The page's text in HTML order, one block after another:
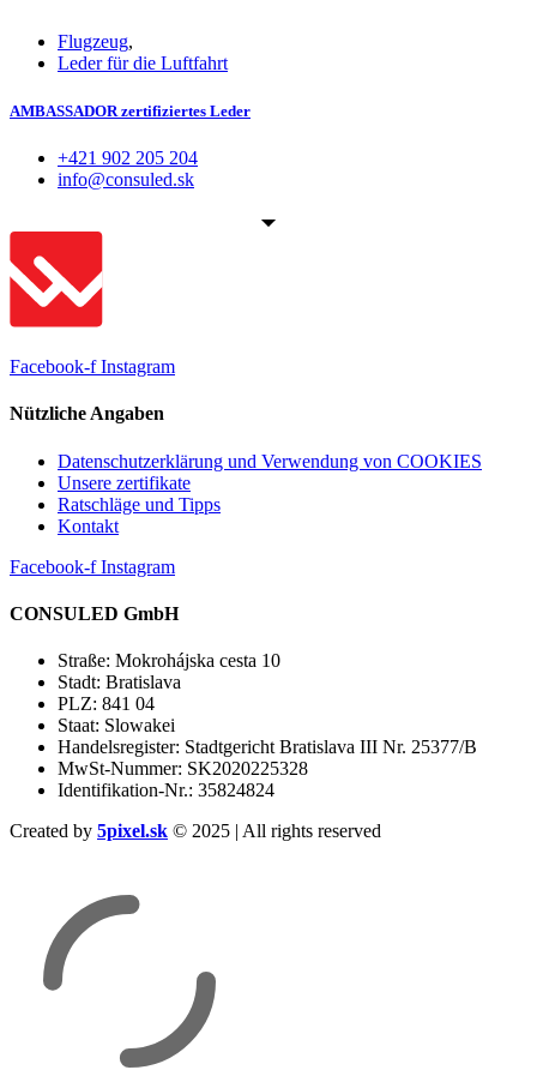
Flugzeug,
Leder für die Luftfahrt
AMBASSADOR zertifiziertes Leder
+421 902 205 204
info@consuled.sk
Facebook-f Instagram
Nützliche Angaben
Datenschutzerklärung und Verwendung von COOKIES
Unsere zertifikate
Ratschläge und Tipps
Kontakt
Facebook-f Instagram
CONSULED GmbH
Straße: Mokrohájska cesta 10
Stadt: Bratislava
PLZ: 841 04
Staat: Slowakei
Handelsregister: Stadtgericht Bratislava III Nr. 25377/B
MwSt-Nummer: SK2020225328
Identifikation-Nr.: 35824824
Created by 5pixel.sk © 2025 | All rights reserved